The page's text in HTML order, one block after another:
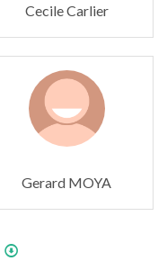
Cecile Carlier
Gerard MOYA